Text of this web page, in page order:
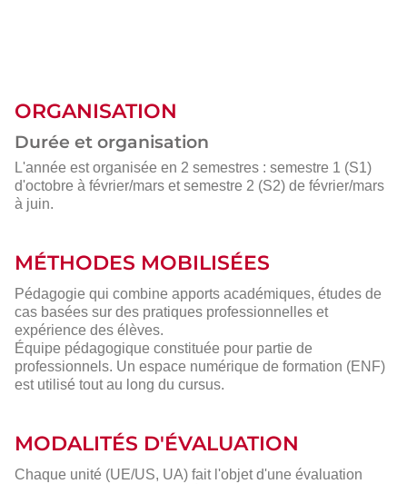
ORGANISATION
Durée et organisation
L'année est organisée en 2 semestres : semestre 1 (S1)
d'octobre à février/mars et semestre 2 (S2) de février/mars
à juin.
MÉTHODES MOBILISÉES
Pédagogie qui combine apports académiques, études de
cas basées sur des pratiques professionnelles et
expérience des élèves.
Équipe pédagogique constituée pour partie de
professionnels. Un espace numérique de formation (ENF)
est utilisé tout au long du cursus.
MODALITÉS D'ÉVALUATION
Chaque unité (UE/US, UA) fait l'objet d'une évaluation